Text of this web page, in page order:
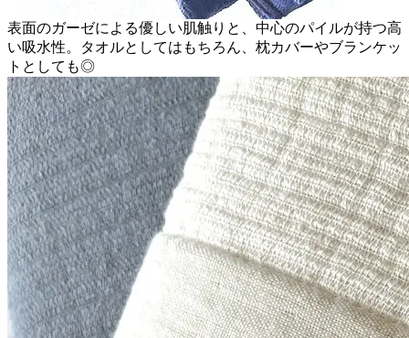
表面のガーゼによる優しい肌触りと、中心のパイルが持つ高
い吸水性。タオルとしてはもちろん、枕カバーやブランケッ
トとしても◎